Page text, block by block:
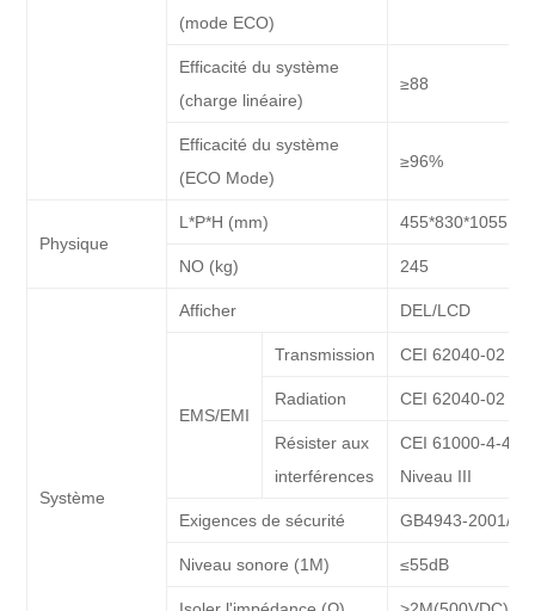
(mode ECO)
Efficacité du système
(charge linéaire)
≥88
Efficacité du système
(ECO Mode)
≥96%
Physique
L*P*H (mm) 455*830*1055
NO (kg) 245
Système
Afficher DEL/LCD
EMS/EMI
Transmission CEI 62040-02
Radiation CEI 62040-02
Résister aux
interférences
CEI 61000-4-
Niveau III
Exigences de sécurité GB4943-2001/
Niveau sonore (1M) ≤55dB